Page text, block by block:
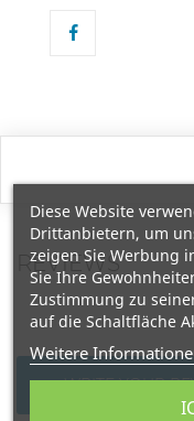
REVIEWS
WRITE YOUR
Diese Website
Drittanbietern, um
zeigen Sie Werbung
Sie Ihre
Zustimmung zu
auf die Schaltfläche
Weitere